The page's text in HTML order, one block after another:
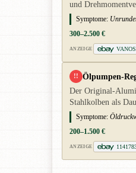
und
Symptome:
300–2.500 €
ANZEIGE
!! Ölpumpen-
Der Original-
Stahlkolben als
Symptome:
200–1.500 €
ANZEIGE